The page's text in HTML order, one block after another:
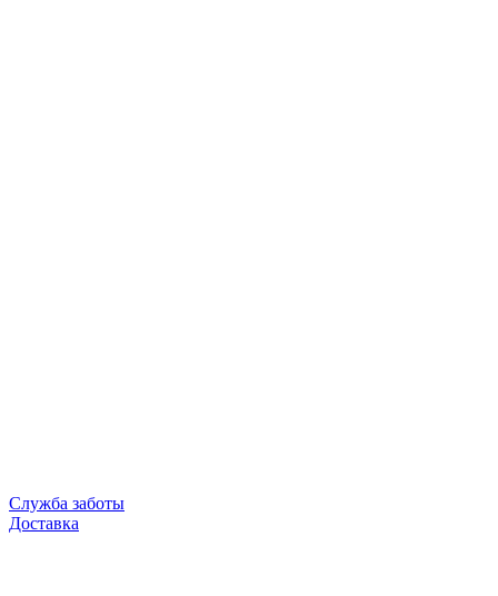
Служба заботы
Доставка